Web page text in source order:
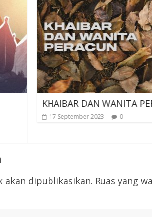
PERACUN
akan dipublikasikan. Ruas yang